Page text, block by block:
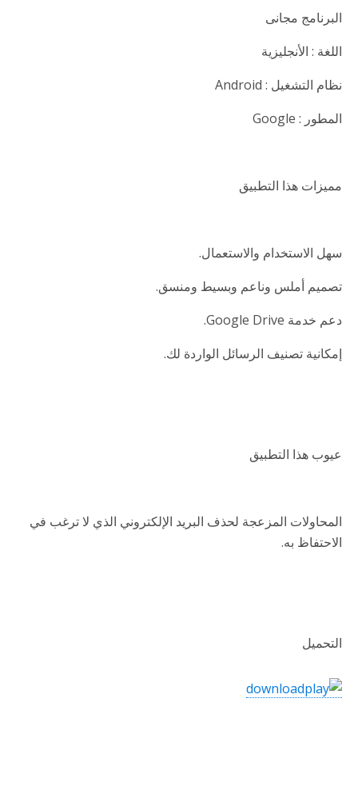
البرنامج مجانى
اللغة : الأنجليزية
نظام التشغيل : Android
المطور : Google
مميزات هذا التطبيق
سهل الاستخدام والاستعمال.
تصميم أملس وناعم وبسيط ومنسق.
دعم خدمة Google Drive.
إمكانية تصنيف الرسائل الواردة لك.
عيوب هذا التطبيق
المحاولات المزعجة لحذف البريد الإلكتروني الذي لا ترغب في
الاحتفاظ به.
التحميل